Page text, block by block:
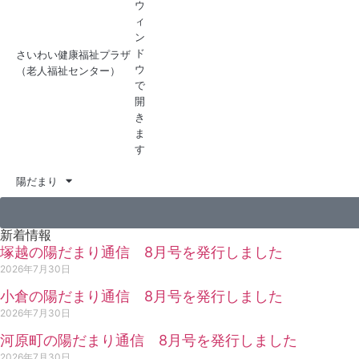
さいわい健康福祉プラザ
（老人福祉センター）
陽だまり
新着情報
塚越の陽だまり通信 8月号を発行しました
2026年7月30日
小倉の陽だまり通信 8月号を発行しました
2026年7月30日
河原町の陽だまり通信 8月号を発行しました